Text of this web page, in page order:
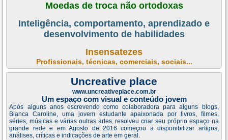
Moedas de troca não ortodoxas
Inteligência, comportamento, aprendizado e
desenvolvimento de habilidades
Insensatezes
Profissionais, técnicas, comerciais, sociais...
Uncreative place
www.uncreativeplace.com.br
Um espaço com visual e conteúdo jovem
Após alguns anos escrevendo como colaboradora para alguns blogs,
Bianca Caroline, uma jovem estudante apaixonada por livros, filmes,
séries, músicas e várias outras artes, resolveu criar seu próprio espaço na
grande rede e em Agosto de 2016 começou a disponibilizar artigos,
análises, críticas e indicações de arte em geral.